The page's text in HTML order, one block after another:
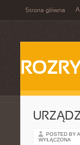
Strona główna
POSTED BY
WYŁĄCZONA